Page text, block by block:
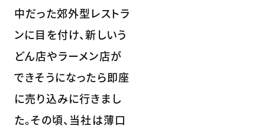
中だった郊外型レストラ
ンに目を付け、新しいう
どん店やラーメン店が
できそうになったら即座
に売り込みに行きまし
た。その頃、当社は薄口